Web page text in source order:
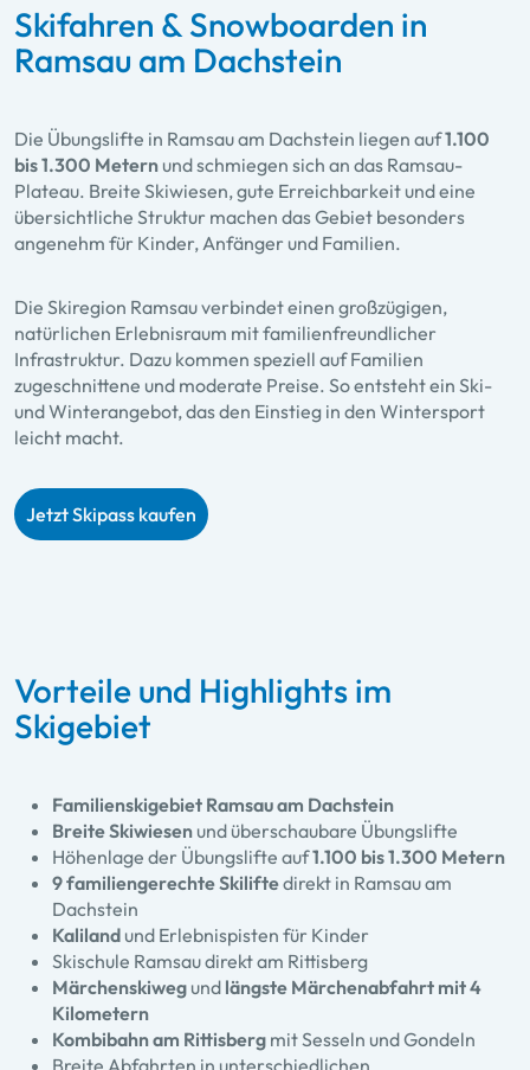
Skifahren & Snowboarden in
Ramsau am Dachstein
Die Übungslifte in Ramsau am Dachstein liegen auf1.100
bis 1.300 Metern und schmiegen sich an das Ramsau-
Plateau. Breite Skiwiesen, gute Erreichbarkeit und eine
übersichtliche Struktur machen das Gebiet besonders
angenehm für Kinder, Anfänger und Familien.
Die Skiregion Ramsau verbindet einen großzügigen,
natürlichen Erlebnisraum mit familienfreundlicher
Infrastruktur. Dazu kommen speziell auf Familien
zugeschnittene und moderate Preise. So entsteht ein Ski-
und Winterangebot, das den Einstieg in den Wintersport
leicht macht.
Jetzt Skipass kaufen
Vorteile und Highlights im
Skigebiet
Familienskigebiet Ramsau am Dachstein
Breite Skiwiesen und überschaubare Übungslifte
Höhenlage der Übungslifte auf1.100 bis 1.300 Metern
9 familiengerechte Skiliftedirekt in Ramsau am
Dachstein
Kaliland und Erlebnispisten für Kinder
Skischule Ramsau direkt am Rittisberg
Märchenskiweg und längste Märchenabfahrt mit 4
Kilometern
Kombibahn am Rittisberg mit Sesseln und Gondeln